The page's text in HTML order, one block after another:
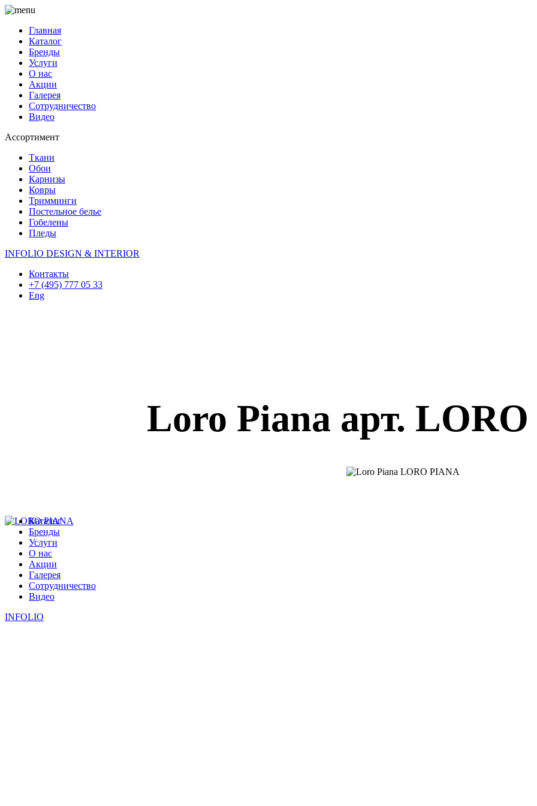
Главная
Каталог
Бренды
Услуги
О нас
Акции
Галерея
Сотрудничество
Видео
Ассортимент
Ткани
Обои
Карнизы
Ковры
Тримминги
Постельное белье
Гобелены
Пледы
INFOLIO DESIGN & INTERIOR
Контакты
+7 (495) 777 05 33
Eng
Loro Piana арт.
Каталог
Бренды
Услуги
О нас
Акции
Галерея
Сотрудничество
Видео
INFOLIO